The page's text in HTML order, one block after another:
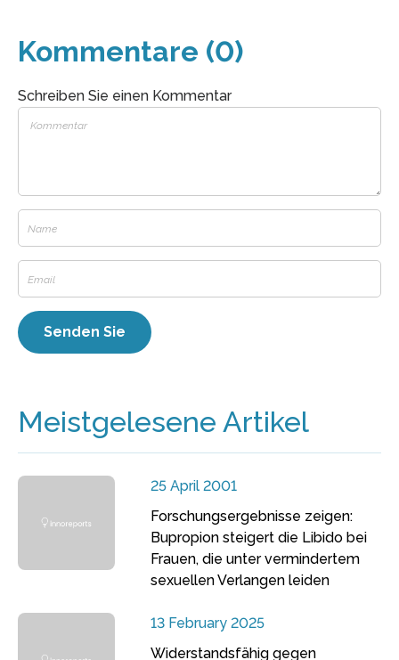
Kommentare (0)
Schreiben Sie einen Kommentar
Meistgelesene Artikel
25 April 2001
Forschungsergebnisse zeigen:
Bupropion steigert die Libido bei
Frauen, die unter vermindertem
sexuellen Verlangen leiden
13 February 2025
Widerstandsfähig gegen